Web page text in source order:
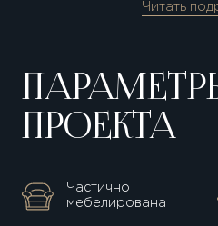
Читать
ПРОЕКТА
Частично
мебелирована